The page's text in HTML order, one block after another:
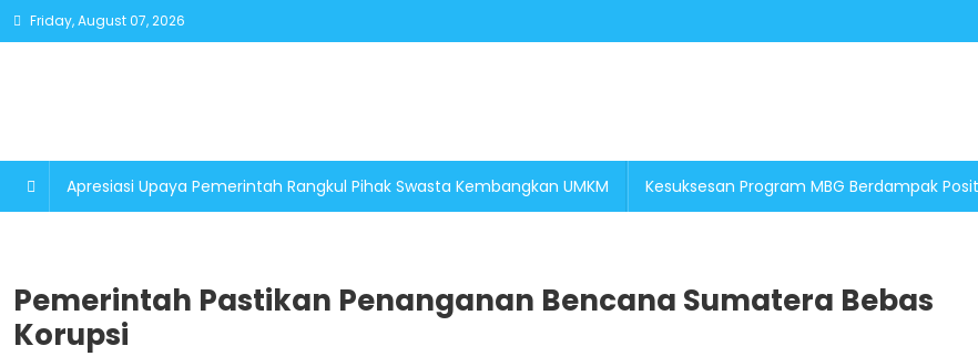
Skip
to
Friday, August 07, 2026
Apresiasi Upaya Pemerintah Rangkul Pihak Swasta Kembangkan UMKM Kesuksesan Program MBG Berdampak
Pemerintah Pastikan Penanganan Bencana Sumatera Bebas
Korupsi